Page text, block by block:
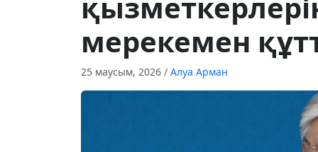
мерекемен
25 маусым, 2026 / Алуа Арман